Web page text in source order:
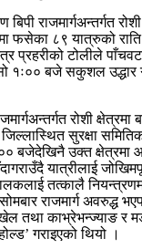
बिपी राजमार्गअन्तर्गत
फसेका ८९ यात्रुको राति
प्रहरीको टोलीले
१ः०० बजे सकुशल उद्धार
रोशी
सुरक्षा
बजेदेखिनै उक्त क्षेत्रमा
यात्रीलाई
तत्कालै
राजमार्ग अवरुद्ध
तथा काभ्रेभन्ज्याङ र
गराइएको थियो ।